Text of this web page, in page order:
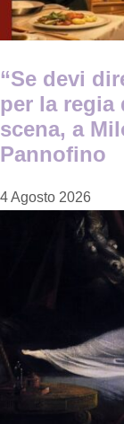
“Se devi
per la regia
scena, a
Pannofino
4 Agosto 2026